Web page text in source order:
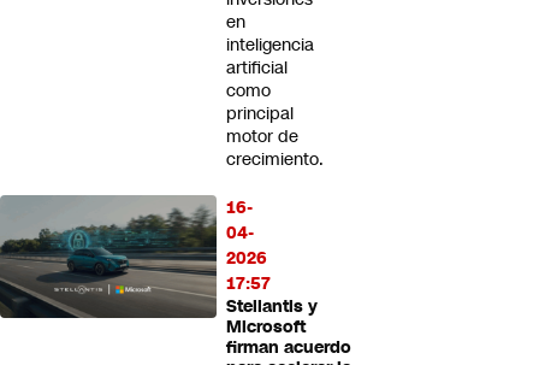
en
inteligencia
artificial
como
principal
motor de
crecimiento.
16-
04-
2026
17:57
Stellantis y
Microsoft
firman acuerdo